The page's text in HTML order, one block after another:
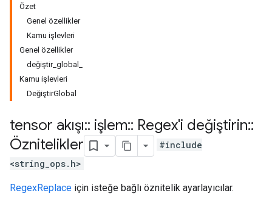
Özet
Genel özellikler
Kamu işlevleri
Genel özellikler
değiştir_global_
Kamu işlevleri
DeğiştirGlobal
tensor akışı:: işlem:: Regex'i değiştirin::
Öznitelikler
#include
<string_ops.h>
RegexReplace için isteğe bağlı öznitelik ayarlayıcılar.